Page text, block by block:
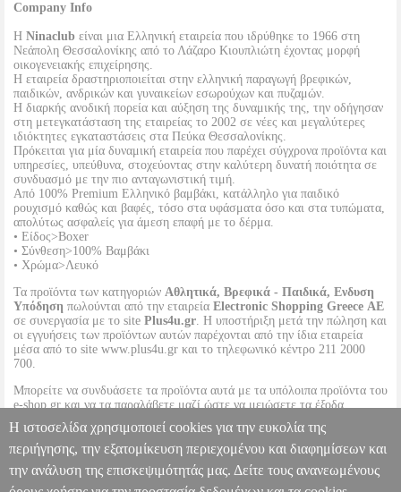
Company Info
Η Ninaclub είναι μια Ελληνική εταιρεία που ιδρύθηκε το 1966 στη
Νεάπολη Θεσσαλονίκης από το Λάζαρο Κιουπλιώτη έχοντας μορφή
οικογενειακής επιχείρησης.
Η εταιρεία δραστηριοποιείται στην ελληνική παραγωγή βρεφικών,
παιδικών, ανδρικών και γυναικείων εσωρούχων και πυζαμών.
Η διαρκής ανοδική πορεία και αύξηση της δυναμικής της, την οδήγησαν
στη μετεγκατάσταση της εταιρείας το 2002 σε νέες και μεγαλύτερες
ιδιόκτητες εγκαταστάσεις στα Πεύκα Θεσσαλονίκης.
Πρόκειται για μία δυναμική εταιρεία που παρέχει σύγχρονα προϊόντα και
υπηρεσίες, υπεύθυνα, στοχεύοντας στην καλύτερη δυνατή ποιότητα σε
συνδυασμό με την πιο ανταγωνιστική τιμή.
Από 100% Premium Ελληνικό βαμβάκι, κατάλληλο για παιδικό
ρουχισμό καθώς και βαφές, τόσο στα υφάσματα όσο και στα τυπώματα,
απολύτως ασφαλείς για άμεση επαφή με το δέρμα.
• Είδος>Boxer
• Σύνθεση>100% Βαμβάκι
• Χρώμα>Λευκό
Τα προϊόντα των κατηγοριών Αθλητικά, Βρεφικά - Παιδικά, Ενδυση
Υπόδηση πωλούνται από την εταιρεία Electronic Shopping Greece ΑΕ
σε συνεργασία με το site Plus4u.gr. Η υποστήριξη μετά την πώληση και
οι εγγυήσεις των προϊόντων αυτών παρέχονται από την ίδια εταιρεία
μέσα από το site www.plus4u.gr και το τηλεφωνικό κέντρο 211 2000
700.
Μπορείτε να συνδυάσετε τα προϊόντα αυτά με τα υπόλοιπα προϊόντα του
e-shop.gr και να τα παραλάβετε μαζί ώστε να μειώσετε τα έξοδα
αποστολής. Μπορείτε επίσης να παραλάβετε από οποιοδήποτε eshop
point με μηδενικά έξοδα αποστολής ανεξαρτήτως ύψους παραγγελίας!
ΜΠΟΞΕΡΑΚΙ ΝΙΝΑ CLUB 315 ΛΕΥΚΟ (8 ΕΤΩΝ)
Η ιστοσελίδα χρησιμοποιεί cookies για την ευκολία της
περιήγησης, την εξατομίκευση περιεχομένου και διαφημίσεων και
την ανάλυση της επισκεψιμότητάς μας. Δείτε τους ανανεωμένους